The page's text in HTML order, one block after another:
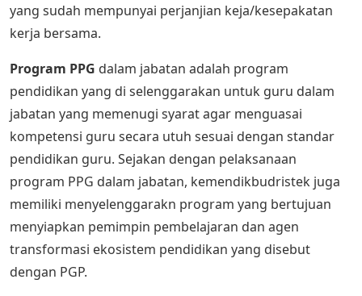
yang sudah mempunyai perjanjian keja/kesepakatan
kerja bersama.
Program PPG dalam jabatan adalah program
pendidikan yang di selenggarakan untuk guru dalam
jabatan yang memenugi syarat agar menguasai
kompetensi guru secara utuh sesuai dengan standar
pendidikan guru. Sejakan dengan pelaksanaan
program PPG dalam jabatan, kemendikbudristek juga
memiliki menyelenggarakn program yang bertujuan
menyiapkan pemimpin pembelajaran dan agen
transformasi ekosistem pendidikan yang disebut
dengan PGP.